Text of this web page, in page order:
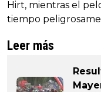
Hirt, mientras el
tiempo
Leer más